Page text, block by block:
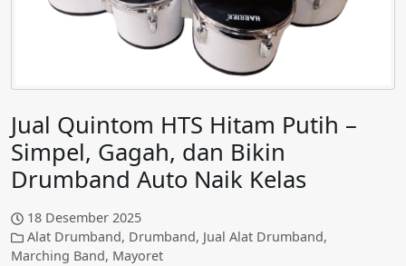
Jual Quintom HTS Hitam Putih –
Simpel, Gagah, dan Bikin
Drumband Auto Naik Kelas
18 Desember 2025
Alat Drumband, Drumband, Jual Alat Drumband,
Marching Band, Mayoret